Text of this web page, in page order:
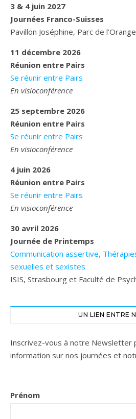
3 & 4 juin 2027
Journées Franco-Suisses
Pavillon Joséphine, Parc de
11 décembre 2026
Réunion entre Pairs
Se réunir entre Pairs
En visioconférence
25 septembre 2026
Réunion entre Pairs
Se réunir entre Pairs
En visioconférence
4 juin 2026
Réunion entre Pairs
Se réunir entre Pairs
En visioconférence
30 avril 2026
Journée de Printemps
Communication assertive,
sexuelles et sexistes
ISIS, Strasbourg et Faculté de
UN LIEN ENTRE
Inscrivez-vous à notre Newsletter
information sur nos journées et
Prénom